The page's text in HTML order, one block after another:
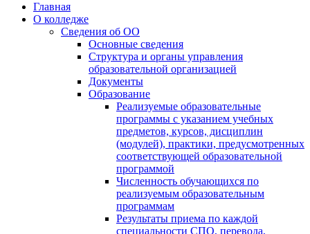
Главная
О колледже
Сведения об ОО
Основные сведения
Структура и органы управления
образовательной организацией
Документы
Образование
Реализуемые образовательные
программы с указанием учебных
предметов, курсов, дисциплин
(модулей), практики, предусмотренных
соответствующей образовательной
программой
Численность обучающихся по
реализуемым образовательным
программам
Результаты приема по каждой
специальности СПО, перевода,